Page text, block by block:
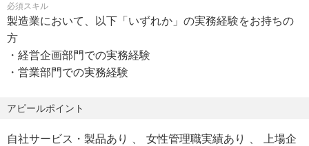
■営業店の顧客開拓・販路開拓支援
・営業店（各支店）の担当者と連携した、取引先への高付
加価値なソリューション提供支援
・新規顧客開拓や販路開拓ニーズ（ビジネスマッチング
・営業現場（営業店行員）への製造業トレンドや目利きに
関するノウハウ共有、支援体制の構築
居を伴う異動なし、が選択可能です）
・オンライン面接：可
変更の範囲：会社の定める事業所（リモートワーク含む）
正社員（期間の定め：無）
試用期間：6ヶ月
必須スキル
製造業において、以下「いずれか」の実務経験をお持ちの
方
・経営企画部門での実務経験
・営業部門での実務経験
アピールポイント
自社サービス・製品あり 女性管理職実績あり
上場企